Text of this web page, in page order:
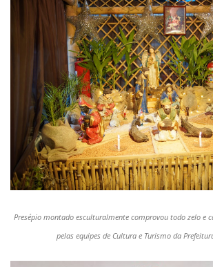
Presépio montado esculturalmente comprovou todo zelo e
pelas equipes de Cultura e Turismo da